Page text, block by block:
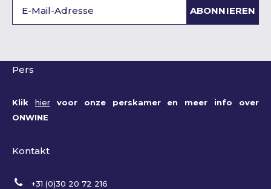
ABONNIEREN
Pers
Klik hiervoor onze perskamer en meer info over
ONWINE
Kontakt
+31 (0)30 20 72 216